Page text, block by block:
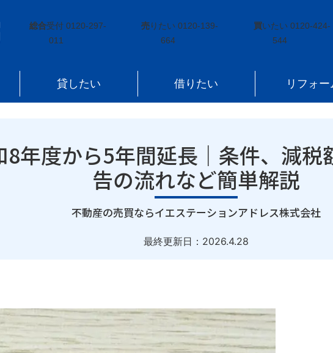
総合受付 0120-297-
011
売りたい 0120-139-
664
買いたい 0120-424-
544
貸したい 借りたい リフォー
年度から5年間延長｜条件、減税
告の流れなど簡単解説
｜
不動産の売買ならイエステーションアドレス株式会社
最終更新日： 2026.4.28